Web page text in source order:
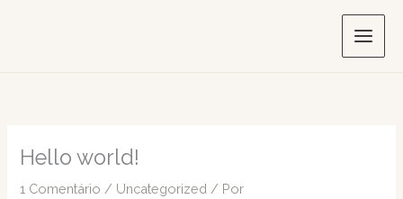
Hello world!
1 Comentário / Uncategorized / Por